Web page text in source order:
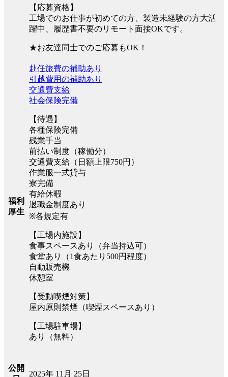
【応募資格】
工場でのお仕事が初めての方、製造未経験の方大活
躍中、履歴書不要のリモート面接OKです。
★お友達同士でのご応募もOK！
福利
厚生
赴任旅費の補助あり
引越費用の補助あり
交通費支給
社会保険完備
【待遇】
各種保険完備
残業手当
前払い制度（稼働分）
交通費支給（日額上限750円）
作業服一式貸与
寮完備
有給休暇
退職金制度あり
※各規定有
【工場内施設】
食事スペースあり（弁当持込可）
食堂あり（1食あたり500円程度）
自動販売機
休憩室
【受動喫煙対策】
屋内原則禁煙（喫煙スペースあり）
【工場駐車場】
あり（無料）
公開
2025年 11月 25日